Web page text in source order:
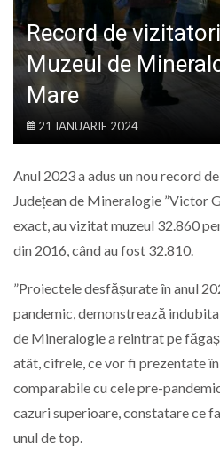
Record de
Muzeul de
Mare
21 IANUARIE 2024
Anul 2023 a adus un nou record
Județean de Mineralogie ”Victor
exact, au vizitat muzeul 32.860
din 2016, când au fost 32.810.
”Proiectele desfășurate în anul
pandemic, demonstrează
de Mineralogie a reintrat pe
atât, cifrele, ce vor fi prezentate
comparabile cu cele pre-
cazuri superioare, constatare ce
unul de top.